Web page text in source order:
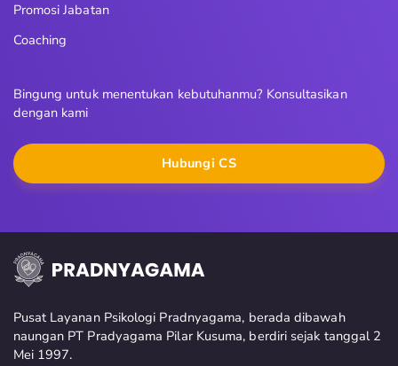
Promosi Jabatan
Coaching
Bingung untuk menentukan kebutuhanmu? Konsultasikan
dengan kami
Hubungi CS
Pusat Layanan Psikologi Pradnyagama, berada dibawah
naungan PT Pradyagama Pilar Kusuma, berdiri sejak tanggal 2
Mei 1997.